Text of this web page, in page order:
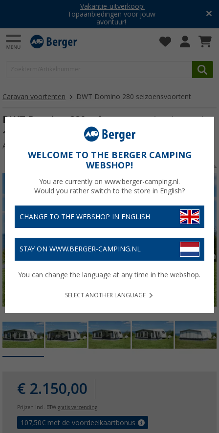
Vakantie-uitverkoop:
Topaanbiedingen voor jouw
avontuur!
Caravan voortenten DWT Domino 280 seizoensvoortent
DWT Domino 280 seizoensvoortent maat
11
Artikelnr: 261004
€ 2.150,00
Prijzen incl. BTW gratis verzending
107,50€ met de voordeelkaartbonus
WELCOME TO THE BERGER CAMPING
WEBSHOP!
You are currently on www.berger-camping.nl.
Would you rather switch to the store in English?
CHANGE TO THE WEBSHOP IN ENGLISH
STAY ON WWW.BERGER-CAMPING.NL
You can change the language at any time in the webshop.
SELECT ANOTHER LANGUAGE